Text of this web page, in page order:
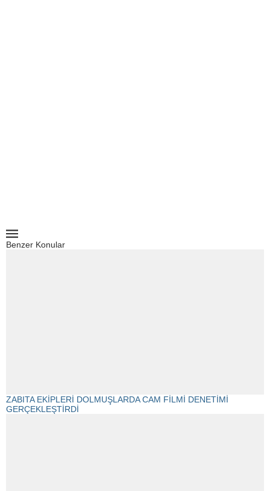
Benzer Konular
ZABITA EKİPLERİ DOLMUŞLARDA CAM FİLMİ DENETİMİ
GERÇEKLEŞTİRDİ